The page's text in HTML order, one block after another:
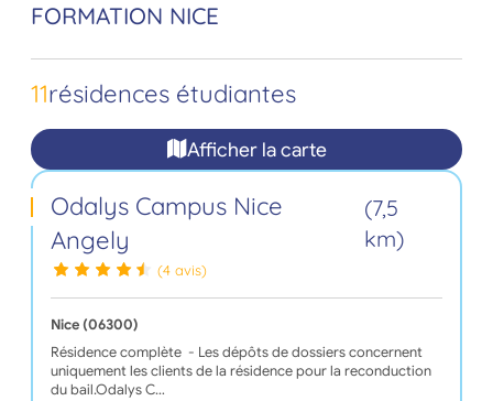
FORMATION NICE
11résidences étudiantes
Afficher la carte
Odalys Campus Nice
Angely
(7,5
km)
(4 avis)
Nice (06300)
Résidence complète - Les dépôts de dossiers concernent
uniquement les clients de la résidence pour la reconduction
du bail.Odalys C…